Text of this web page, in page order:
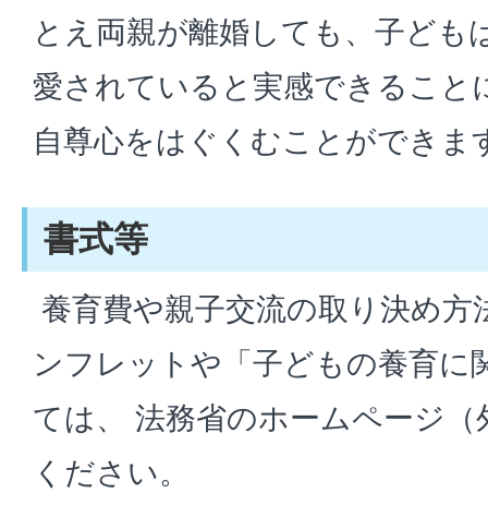
とえ両親が離婚しても、子ども
愛されていると実感できること
自尊心をはぐくむことができま
書式等
養育費や親子交流の取り決め
ンフレットや「子どもの養育に
ては、 法務省のホームページ
ください。